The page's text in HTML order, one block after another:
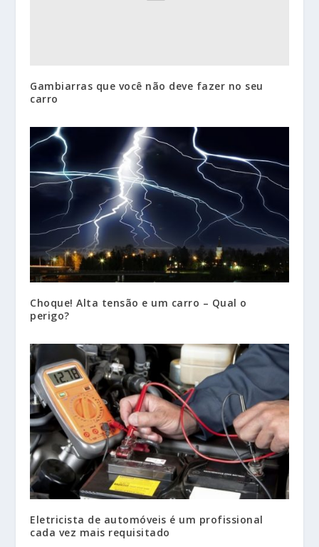
Gambiarras que você não deve fazer no seu
carro
Choque! Alta tensão e um carro – Qual o
perigo?
Eletricista de automóveis é um profissional
cada vez mais requisitado